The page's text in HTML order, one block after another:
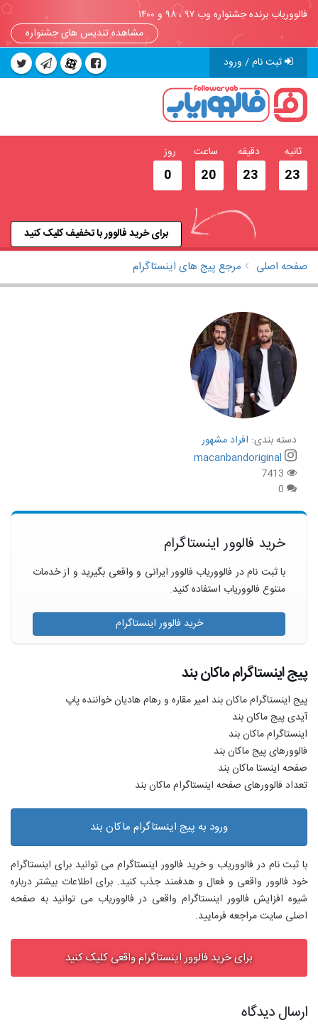
فالووریاب برنده جشنواره وب ۹۷ ، ۹۸ و ۱۴۰۰
مشاهده تندیس های جشنواره
ثبت نام / ورود
23
ثانیه
23
دقیقه
20
ساعت
0
روز
برای خرید فالوور با تخفیف کلیک کنید
صفحه اصلی مرجع پیج های اینستاگرام
دسته بندی: افراد مشهور
macanbandoriginal
خرید فالوور اینستاگرام
با ثبت نام در فالووریاب فالوور ایرانی و واقعی بگیرید و از خدمات
متنوع فالووریاب استفاده کنید.
خرید فالوور اینستاگرام
پیج اینستاگرام ماکان بند
پیج اینستاگرام ماکان بند امیر مقاره و رهام هادیان خواننده پاپ
آیدی پیج ماکان بند
اینستاگرام ماکان بند
فالوورهای پیج ماکان بند
صفحه اینستا ماکان بند
تعداد فالوورهای صفحه اینستاگرام ماکان بند
ورود به پیج اینستاگرام ماکان بند
با ثبت نام در فالووریاب و خرید فالوور اینستاگرام می توانید برای اینستاگرام
خود فالوور واقعی و فعال و هدفمند جذب کنید. برای اطلاعات بیشتر درباره
شیوه افزایش فالوور اینستاگرام واقعی در فالووریاب می توانید به صفحه
اصلی سایت مراجعه فرمایید.
برای خرید فالوور اینستاگرام واقعی کلیک کنید
ارسال دیدگاه